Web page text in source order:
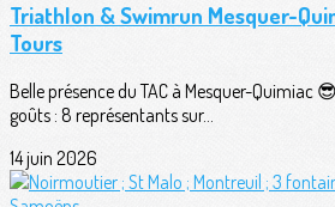
Triathlon & Swimrun Mesquer-
Tours
Belle présence du TAC à Mesquer-Quimiac
goûts : 8 représentants sur...
14 juin 2026